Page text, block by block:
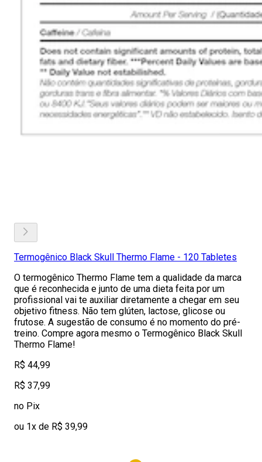
Termogênico Black Skull Thermo Flame - 120 Tabletes
O termogênico Thermo Flame tem a qualidade da marca
que é reconhecida e junto de uma dieta feita por um
profissional vai te auxiliar diretamente a chegar em seu
objetivo fitness. Não tem glúten, lactose, glicose ou
frutose. A sugestão de consumo é no momento do pré-
treino. Compre agora mesmo o Termogênico Black Skull
Thermo Flame!
R$ 44,99
R$ 37,99
no Pix
ou 1x de R$ 39,99